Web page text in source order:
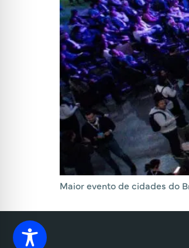
Maior evento de cidades do